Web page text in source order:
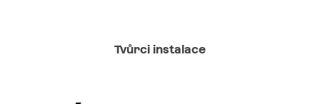
Tvůrci instalace